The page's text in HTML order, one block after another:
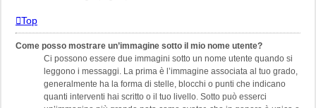
Top
Come posso mostrare un’immagine sotto il mio nome utente?
Ci possono essere due immagini sotto un nome utente quando si
leggono i messaggi. La prima è l’immagine associata al tuo grado,
generalmente ha la forma di stelle, blocchi o punti che indicano
quanti interventi hai scritto o il tuo livello. Sotto può esserci